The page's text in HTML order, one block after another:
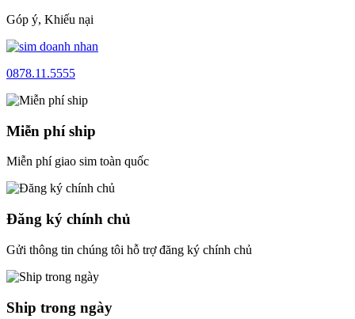
Góp ý, Khiếu nại
0878.11.5555
Miễn phí ship
Miễn phí giao sim toàn quốc
Đăng ký chính chủ
Gửi thông tin chúng tôi hỗ trợ đăng ký chính chủ
Ship trong ngày